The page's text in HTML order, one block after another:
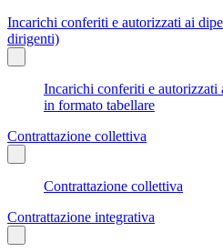
Incarichi conferiti e autorizzati ai
dirigenti)
Incarichi conferiti e
in formato tabellare
Contrattazione collettiva
Contrattazione collettiva
Contrattazione integrativa